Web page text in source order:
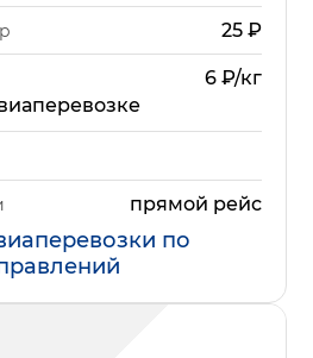
25₽
6 ₽/кг
прямой рейс
по